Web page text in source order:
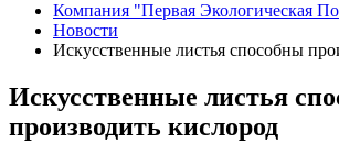
Компания "Первая Экологическая
Новости
Искусственные листья способны
Искусственные листья
производить кислород